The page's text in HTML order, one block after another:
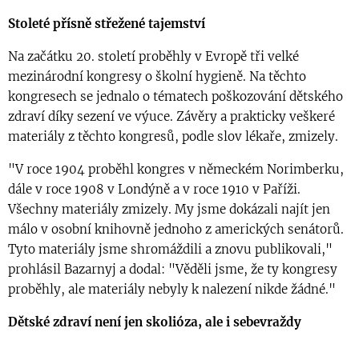
Stoleté přísně střežené tajemství
Na začátku 20. století proběhly v Evropě tři velké
mezinárodní kongresy o školní hygieně. Na těchto
kongresech se jednalo o tématech poškozování dětského
zdraví díky sezení ve výuce. Závěry a prakticky veškeré
materiály z těchto kongresů, podle slov lékaře, zmizely.
"V roce 1904 proběhl kongres v německém Norimberku,
dále v roce 1908 v Londýně a v roce 1910 v Paříži.
Všechny materiály zmizely. My jsme dokázali najít jen
málo v osobní knihovně jednoho z amerických senátorů.
Tyto materiály jsme shromáždili a znovu publikovali,"
prohlásil Bazarnyj a dodal: "Věděli jsme, že ty kongresy
proběhly, ale materiály nebyly k nalezení nikde žádné."
Dětské zdraví není jen skolióza, ale i sebevraždy